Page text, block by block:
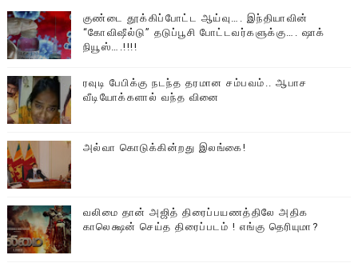
குண்டை தூக்கிப்போட்ட ஆய்வு…. இந்தியாவின்
“கோவிஷீல்டு” தடுப்பூசி போட்டவர்களுக்கு…. ஷாக்
நியூஸ்….!!!!
ரவுடி பேபிக்கு நடந்த தரமான சம்பவம்.. ஆபாச
வீடியோக்களால் வந்த வினை
அல்வா கொடுக்கின்றது இலங்கை!
வலிமை தான் அஜித் திரைப்பயணத்திலே அதிக
காலெக்ஷன் செய்த திரைப்படம் ! எங்கு தெரியுமா?